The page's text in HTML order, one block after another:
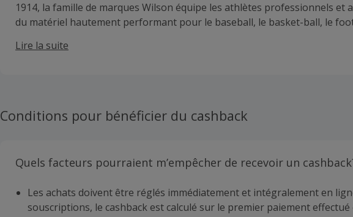
1914, la famille de marques Wilson équipe les athlètes professionnels et
du matériel hautement performant pour le baseball, le basket-ball, le
Lire la suite
Conditions pour bénéficier du cashback
Quels facteurs pourraient m’empêcher de recevoir un
Les achats doivent être réglés immédiatement et intégralement en
souscriptions, le cashback est calculé sur le premier paiement effectué